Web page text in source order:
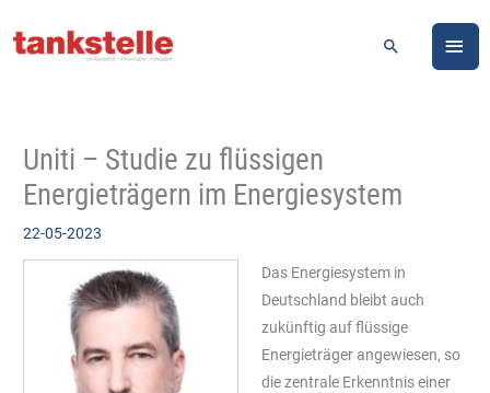
Inhalt
Suchen
Uniti – Studie zu flüssigen
Energieträgern im Energiesystem
22-05-2023
Das Energiesystem in
Deutschland bleibt auch
zukünftig auf flüssige
Energieträger angewiesen, so
die zentrale Erkenntnis einer